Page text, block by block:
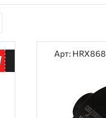
Арт: HRX868